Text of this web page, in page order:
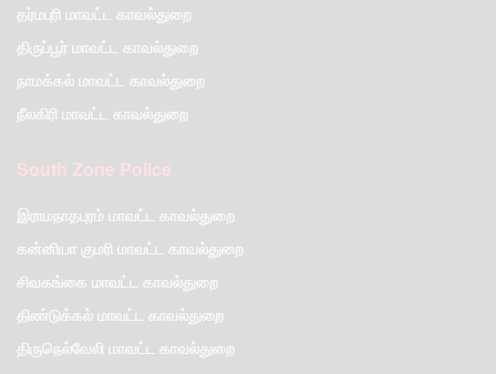
தர்மபுரி மாவட்ட காவல்துறை
திருப்பூர் மாவட்ட காவல்துறை
நாமக்கல் மாவட்ட காவல்துறை
நீலகிரி மாவட்ட காவல்துறை
South Zone Police
இராமநாதபுரம் மாவட்ட காவல்துறை
கன்னியா குமரி மாவட்ட காவல்துறை
சிவகங்கை மாவட்ட காவல்துறை
திண்டுக்கல் மாவட்ட காவல்துறை
திருநெல்வேலி மாவட்ட காவல்துறை